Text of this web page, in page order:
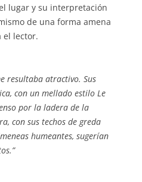
lugar y su interpretación
de una forma amena
el lector.
resultaba atractivo. Sus
con un mellado estilo Le
por la ladera de la
con sus techos de greda
humeantes, sugerían
”